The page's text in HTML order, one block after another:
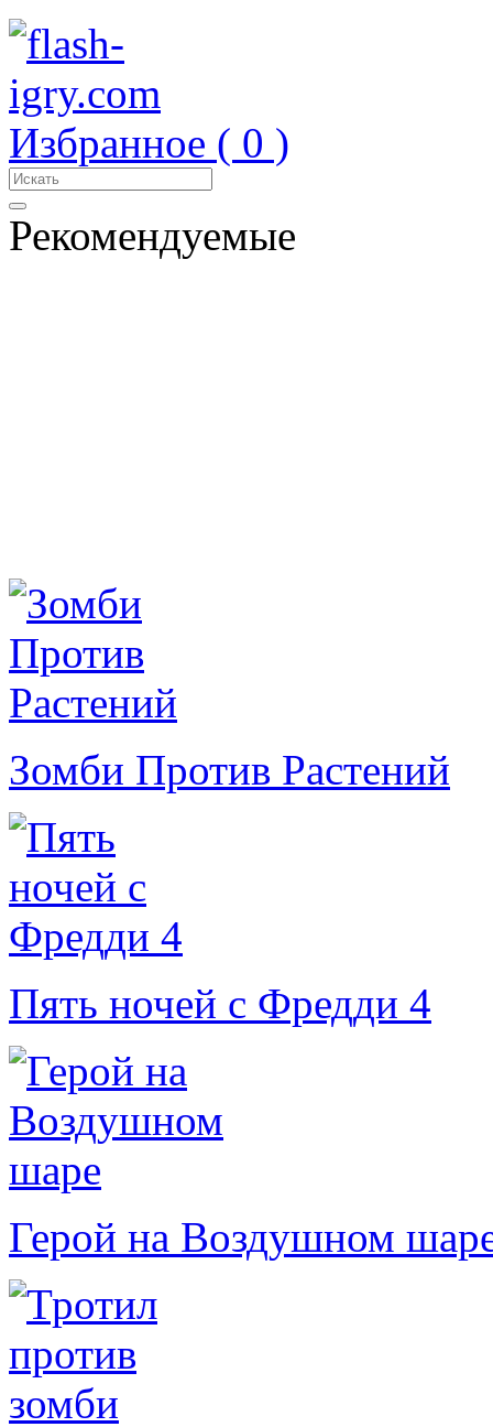
Избранное ( 0 )
Рекомендуемые
Зомби Против Растений
Пять ночей с Фредди 4
Герой на Воздушном